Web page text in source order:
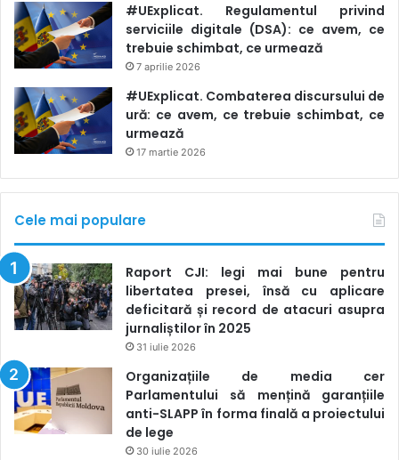
#UExplicat. Regulamentul privind
serviciile digitale (DSA): ce avem, ce
trebuie schimbat, ce urmează
7 aprilie 2026
#UExplicat. Combaterea discursului de
ură: ce avem, ce trebuie schimbat, ce
urmează
17 martie 2026
Cele mai populare
Raport CJI: legi mai bune pentru
libertatea presei, însă cu aplicare
deficitară și record de atacuri asupra
jurnaliștilor în 2025
31 iulie 2026
Organizațiile de media cer
Parlamentului să mențină garanțiile
anti-SLAPP în forma finală a proiectului
de lege
30 iulie 2026